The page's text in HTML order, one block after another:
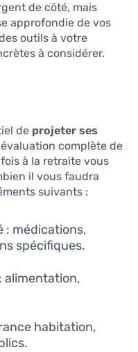
de côté, mais
approfondie de vos
outils à votre
à considérer.
de projeter ses
complète de
à la retraite vous
il vous faudra
suivants :
: médications,
spécifiques.
alimentation,
habitation,